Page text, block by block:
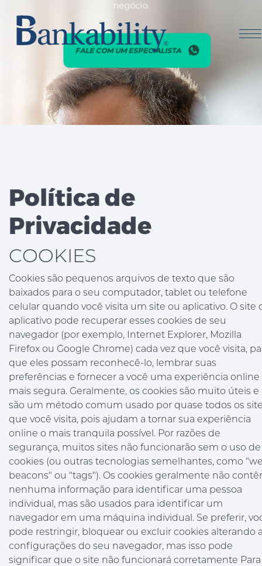
negócio.
FALE COM UMESPECIALISTA
Política de
Privacidade
COOKIES
Cookies são pequenos arquivos de texto que são
baixados para o seu computador, tablet ou telefone
celular quando você visita um site ou aplicativo. O site
aplicativo pode recuperar esses cookies de seu
navegador (por exemplo, Internet Explorer, Mozilla
Firefox ou Google Chrome) cada vez que você visita,
que eles possam reconhecê-lo, lembrar suas
preferências e fornecer a você uma experiência online
mais segura. Geralmente, os cookies são muito úteis e
são um método comum usado por quase todos os
que você visita, pois ajudam a tornar sua experiência
online o mais tranquila possível. Por razões de
segurança, muitos sites não funcionarão sem o uso de
cookies (ou outras tecnologias semelhantes, como
beacons" ou "tags"). Os cookies geralmente não
nenhuma informação para identificar uma pessoa
individual, mas são usados para identificar um
navegador em uma máquina individual. Se preferir,
pode restringir, bloquear ou excluir cookies alterando
configurações do seu navegador, mas isso pode
significar que o site não funcionará corretamente Para